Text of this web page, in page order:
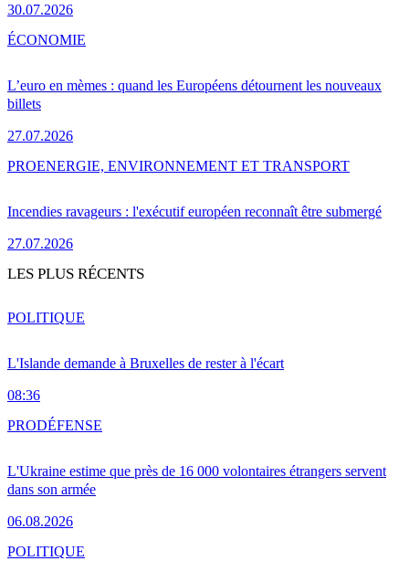
30.07.2026
L’euro en mèmes : quand les Européens détournent les nouveaux
billets
27.07.2026
ÉCONOMIE
Incendies ravageurs : l'exécutif européen reconnaît être submergé
27.07.2026
PROENERGIE, ENVIRONNEMENT ET TRANSPORT
LES PLUS RÉCENTS
L'Islande demande à Bruxelles de rester à l'écart
08:36
POLITIQUE
L'Ukraine estime que près de 16 000 volontaires étrangers servent
dans son armée
06.08.2026
PRODÉFENSE
POLITIQUE